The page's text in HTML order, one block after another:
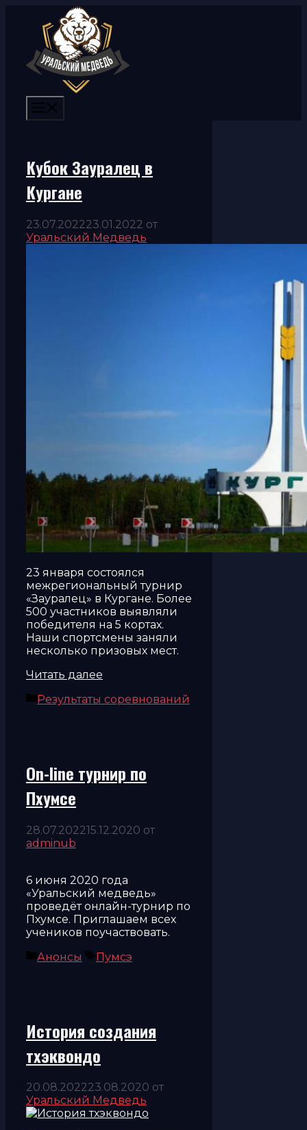
содержимому
Кубок Зауралец в
Кургане
23.07.202223.01.2022 от
Уральский Медведь
23 января состоялся
межрегиональный турнир
«Зауралец» в Кургане. Более
500 участников выявляли
победителя на 5 кортах.
Наши спортсмены заняли
несколько призовых мест.
Читать далее
Рубрики
Результаты соревнований
On-line турнир по
Пхумсе
28.07.202215.12.2020 от
adminub
6 июня 2020 года
«Уральский медведь»
проведёт онлайн-турнир по
Пхумсе. Приглашаем всех
учеников поучаствовать.
Рубрики
Анонсы Метки
Пумсэ
История создания
тхэквондо
20.08.202223.08.2020 от
Уральский Медведь